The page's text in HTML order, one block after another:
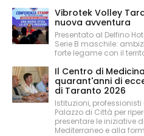
Vibrotek Volley
nuova avventura
Presentato al Delfino
Serie B maschile:
forte legame con il
Il Centro di
quarant'anni di
di Taranto 2026
Istituzioni,
Palazzo di Città per
presentare le iniziative
Mediterraneo e alla